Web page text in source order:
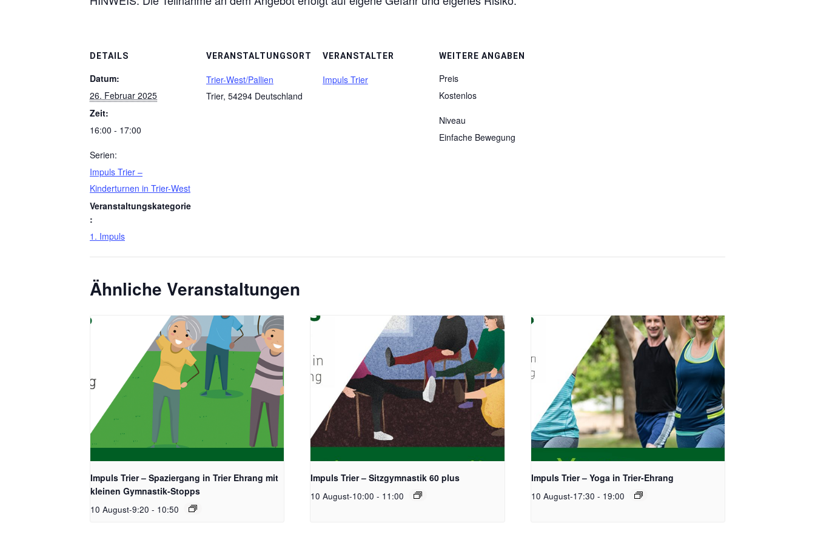
DETAILS
Datum:
26. Februar 2025
Zeit:
16:00 - 17:00
Serien:
Impuls Trier –
Kinderturnen in Trier-West
Veranstaltungskategorie
:
1. Impuls
VERANSTALTUNGSORT
Trier-West/Pallien
Trier, 54294 Deutschland
VERANSTALTER
Impuls Trier
WEITERE ANGABEN
Preis
Kostenlos
Niveau
Einfache Bewegung
Ähnliche Veranstaltungen
Impuls Trier – Spaziergang in Trier Ehrang mit
kleinen Gymnastik-Stopps
10 August-9:20 - 10:50
Impuls Trier – Sitzgymnastik 60 plus
10 August-10:00 - 11:00
Impuls Trier – Yoga in Trier-Ehrang
10 August-17:30 - 19:00